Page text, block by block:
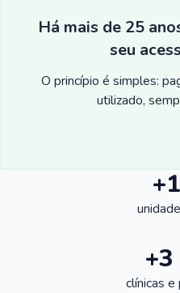
Há mais de 25
seu
O princípio é simples:
utilizado,
clínicas